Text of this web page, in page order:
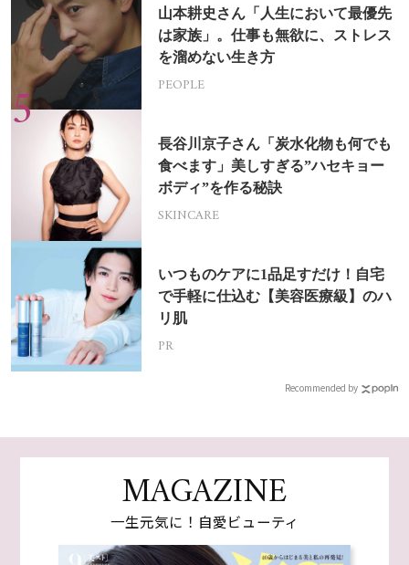
山本耕史さん「人生において最優先
は家族」。仕事も無欲に、ストレス
を溜めない生き方
PEOPLE
長谷川京子さん「炭水化物も何でも
食べます」美しすぎる”ハセキョー
ボディ”を作る秘訣
SKINCARE
いつものケアに1品足すだけ！自宅
で手軽に仕込む【美容医療級】のハ
リ肌
PR
Recommended by
MAGAZINE
一生元気に！自愛ビューティ